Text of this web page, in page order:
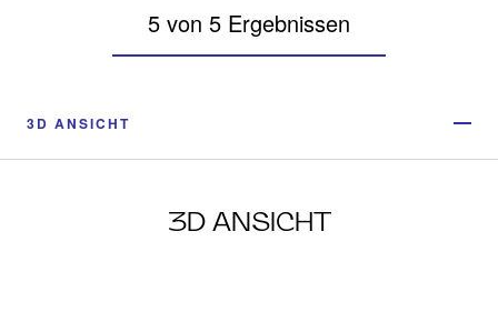
5 von 5 Ergebnissen
3D ANSICHT
3D ANSICHT